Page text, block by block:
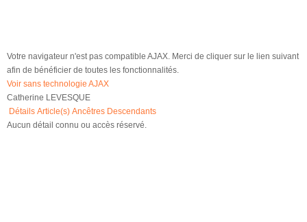
Votre navigateur n'est pas compatible AJAX. Merci de cliquer sur le lien suivant
afin de bénéficier de toutes les fonctionnalités.
Voir sans technologie AJAX
Catherine LEVESQUE
Détails Article(s) Ancêtres Descendants
Aucun détail connu ou accès réservé.